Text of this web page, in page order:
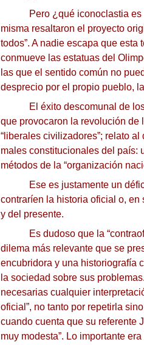
Pero ¿qué iconoclastia
misma resaltaron el proyecto
todos”. A nadie escapa que esta
conmueve las estatuas del
las que el sentido común no
desprecio por el propio pueblo,
El éxito descomunal de
que provocaron la revolución de
“liberales civilizadores”; relato al
males constitucionales del país:
métodos de la “organización
Ese es justamente un
contraríen la historia oficial o,
y del presente.
Es dudoso que la
dilema más relevante que se
encubridora y una historiografía
la sociedad sobre sus problemas.
necesarias cualquier
oficial”, no tanto por repetirla
cuando cuenta que su referente
muy modesta”. Lo importante